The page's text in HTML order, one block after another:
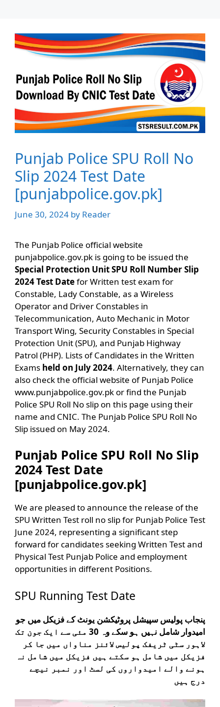
Punjab Police SPU Roll No
Slip 2024 Test Date
[punjabpolice.gov.pk]
June 30, 2024 by Reader
The Punjab Police official website
punjabpolice.gov.pk is going to be issued the
Special Protection Unit SPU Roll Number Slip
2024 Test Datefor Written test exam for
Constable, Lady Constable, as a Wireless
Operator and Driver Constables in
Telecommunication, Auto Mechanic in Motor
Transport Wing, Security Constables in Special
Protection Unit (SPU), and Punjab Highway
Patrol (PHP). Lists of Candidates in the Written
Exams held on July 2024. Alternatively, they can
also check the official website of Punjab Police
www.punjabpolice.gov.pk or find the Punjab
Police SPU Roll No slip on this page using their
name and CNIC. The Punjab Police SPU Roll No
Slip issued on May 2024.
Punjab Police SPU Roll No Slip
2024 Test Date
[punjabpolice.gov.pk]
We are pleased to announce the release of the
SPU Written Test roll no slip for Punjab Police Test
June 2024, representing a significant step
forward for candidates seeking Written Test and
Physical Test Punjab Police and employment
opportunities in different Positions.
SPU Running Test Date
پنجاب پولیس سپیشل پروٹیکشن یونٹ کے فزیکل میں جو
امیدوار شامل نہیں ہو سکے وہ 30 مئی سے ایک جون تک
لاہور سٹی ٹریفک پولیس لائنز مناواں میں جا کر
فزیکل میں شامل ہو سکتے ہیں فزیکل میں شامل نہ
ہونے والے امیدواروں کی لسٹ اور نمبر نیچے
درج ہیں